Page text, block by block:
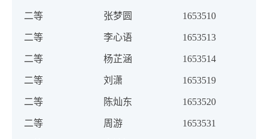
二等 张梦圆 1653510
二等 李心语 1653513
二等 杨芷涵 1653514
二等 刘潇 1653519
二等 陈灿东 1653520
二等 周游 1653531